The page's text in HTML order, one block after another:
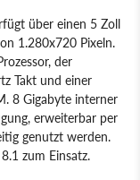
über einen 5 Zoll
1.280x720 Pixeln.
der
Takt und einer
8 Gigabyte interner
erweiterbar per
genutzt werden.
zum Einsatz.